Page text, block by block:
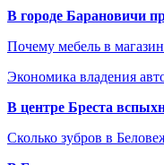
В городе Барановичи
Почему мебель в
Экономика владения
В центре Бреста
Сколько зубров в